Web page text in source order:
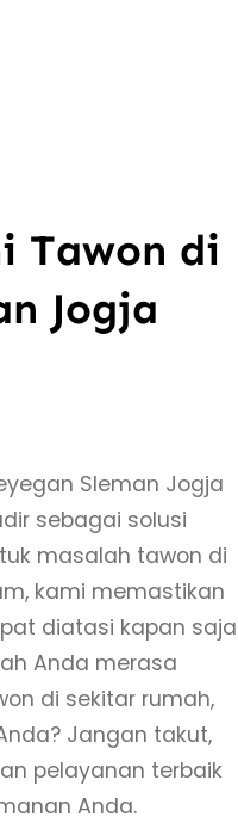
Tawon di
Jogja
Sleman Jogja
sebagai solusi
masalah tawon di
kami memastikan
diatasi kapan saja
Anda merasa
di sekitar rumah,
Jangan takut,
pelayanan terbaik
Anda.